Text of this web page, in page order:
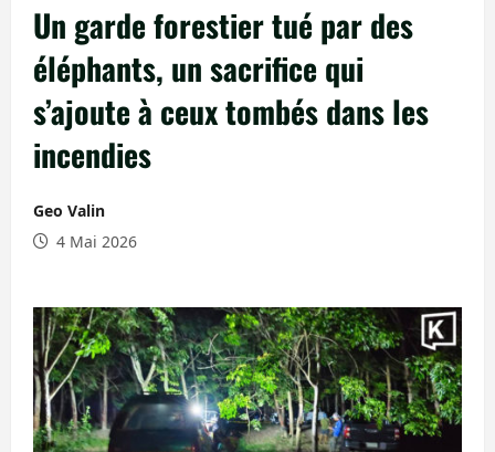
Un garde forestier tué par des
éléphants, un sacrifice qui
s’ajoute à ceux tombés dans les
incendies
Geo Valin
4 Mai 2026